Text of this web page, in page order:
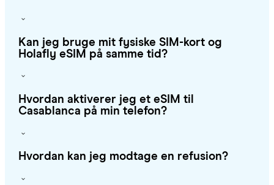
Kan jeg bruge mit fysiske SIM-kort og
Holafly eSIM på samme tid?
Hvordan aktiverer jeg et eSIM til
Casablanca på min telefon?
Hvordan kan jeg modtage en refusion?